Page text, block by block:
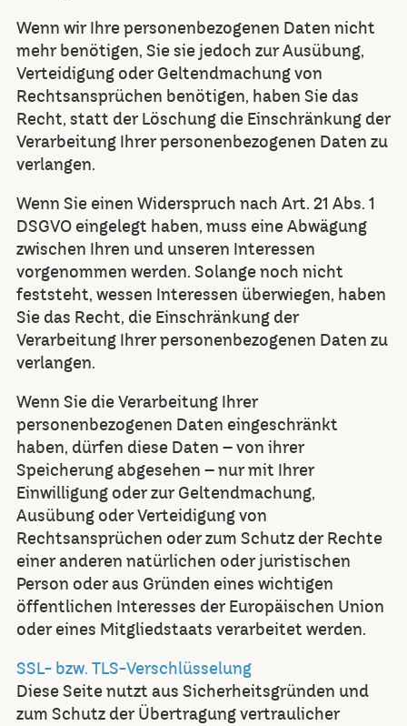
Wenn wir Ihre personenbezogenen Daten nicht
mehr benötigen, Sie sie jedoch zur Ausübung,
Verteidigung oder Geltendmachung von
Rechtsansprüchen benötigen, haben Sie das
Recht, statt der Löschung die Einschränkung der
Verarbeitung Ihrer personenbezogenen Daten zu
verlangen.
Wenn Sie einen Widerspruch nach Art. 21 Abs. 1
DSGVO eingelegt haben, muss eine Abwägung
zwischen Ihren und unseren Interessen
vorgenommen werden. Solange noch nicht
feststeht, wessen Interessen überwiegen, haben
Sie das Recht, die Einschränkung der
Verarbeitung Ihrer personenbezogenen Daten zu
verlangen.
Wenn Sie die Verarbeitung Ihrer
personenbezogenen Daten eingeschränkt
haben, dürfen diese Daten – von ihrer
Speicherung abgesehen – nur mit Ihrer
Einwilligung oder zur Geltendmachung,
Ausübung oder Verteidigung von
Rechtsansprüchen oder zum Schutz der Rechte
einer anderen natürlichen oder juristischen
Person oder aus Gründen eines wichtigen
öffentlichen Interesses der Europäischen Union
oder eines Mitgliedstaats verarbeitet werden.
SSL- bzw. TLS-Verschlüsselung
Diese Seite nutzt aus Sicherheitsgründen und
zum Schutz der Übertragung vertraulicher